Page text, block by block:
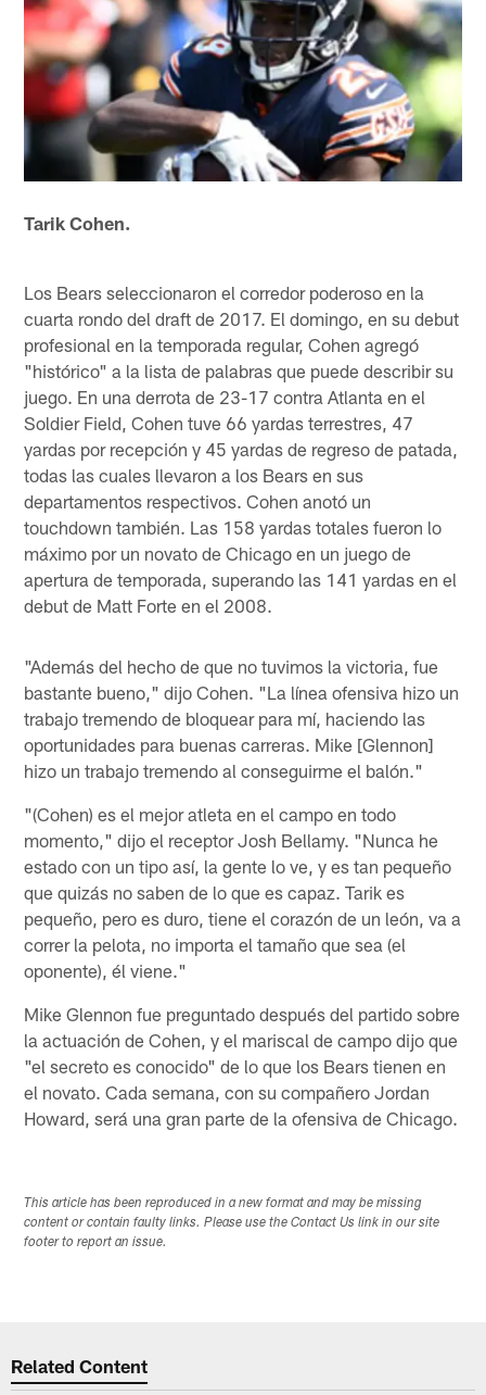
Tarik Cohen.
Los Bears seleccionaron el corredor poderoso en la
cuarta rondo del draft de 2017. El domingo, en su debut
profesional en la temporada regular, Cohen agregó
"histórico" a la lista de palabras que puede describir su
juego. En una derrota de 23-17 contra Atlanta en el
Soldier Field, Cohen tuve 66 yardas terrestres, 47
yardas por recepción y 45 yardas de regreso de patada,
todas las cuales llevaron a los Bears en sus
departamentos respectivos. Cohen anotó un
touchdown también. Las 158 yardas totales fueron lo
máximo por un novato de Chicago en un juego de
apertura de temporada, superando las 141 yardas en el
debut de Matt Forte en el 2008.
"Además del hecho de que no tuvimos la victoria, fue
bastante bueno," dijo Cohen. "La línea ofensiva hizo un
trabajo tremendo de bloquear para mí, haciendo las
oportunidades para buenas carreras. Mike [Glennon]
hizo un trabajo tremendo al conseguirme el balón."
"(Cohen) es el mejor atleta en el campo en todo
momento," dijo el receptor Josh Bellamy. "Nunca he
estado con un tipo así, la gente lo ve, y es tan pequeño
que quizás no saben de lo que es capaz. Tarik es
pequeño, pero es duro, tiene el corazón de un león, va a
correr la pelota, no importa el tamaño que sea (el
oponente), él viene."
Mike Glennon fue preguntado después del partido sobre
la actuación de Cohen, y el mariscal de campo dijo que
"el secreto es conocido" de lo que los Bears tienen en
el novato. Cada semana, con su compañero Jordan
Howard, será una gran parte de la ofensiva de Chicago.
This article has been reproduced in a new format and may be missing
content or contain faulty links. Please use the Contact Us link in our site
footer to report an issue.
Related Content